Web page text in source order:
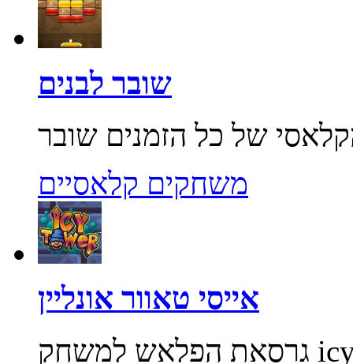
שובר לבנים
משחקים קלאסיים
אייסי טאוור אונליין